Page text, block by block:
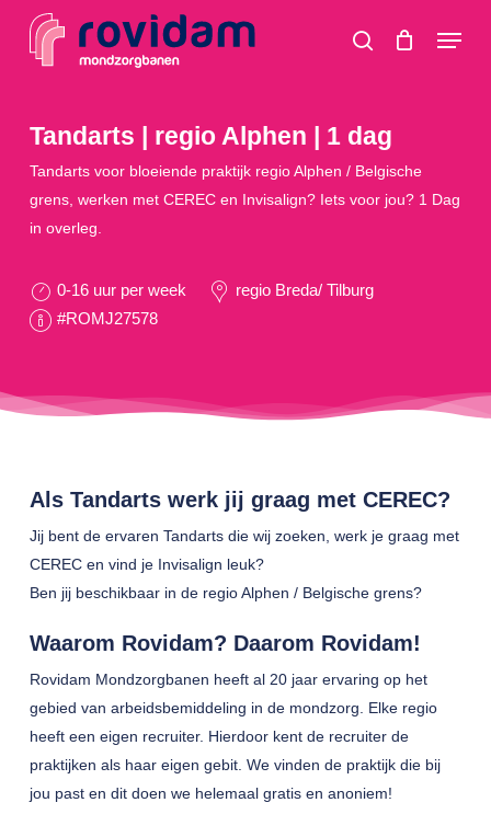
search
Menu
Tandarts | regio Alphen | 1 dag
Tandarts voor bloeiende praktijk regio Alphen / Belgische
grens, werken met CEREC en Invisalign? Iets voor jou? 1 Dag
in overleg.
0-16 uur per week
regio Breda/ Tilburg
#ROMJ27578
Als Tandarts werk jij graag met CEREC?
Jij bent de ervaren Tandarts die wij zoeken, werk je graag met
CEREC en vind je Invisalign leuk?
Ben jij beschikbaar in de regio Alphen / Belgische grens?
Waarom Rovidam? Daarom Rovidam!
Rovidam Mondzorgbanen heeft al 20 jaar ervaring op het
gebied van arbeidsbemiddeling in de mondzorg. Elke regio
heeft een eigen recruiter. Hierdoor kent de recruiter de
praktijken als haar eigen gebit. We vinden de praktijk die bij
jou past en dit doen we helemaal gratis en anoniem!